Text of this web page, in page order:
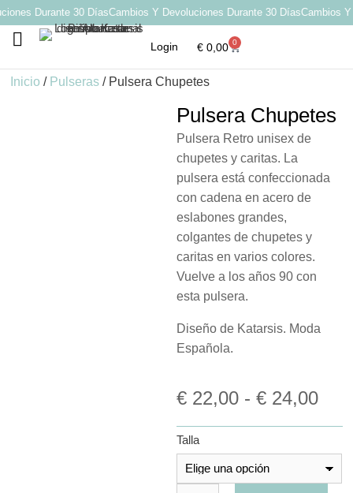
Durante 30 DíasCambios Y Devoluciones Durante 30 DíasCambios Y
Login €0,00 0
Inicio / Pulseras / Pulsera Chupetes
Pulsera Chupetes
Pulsera Retro unisex de
chupetes y caritas. La
pulsera está confeccionada
con cadena en acero de
eslabones grandes,
colgantes de chupetes y
caritas en varios colores.
Vuelve a los años 90 con
esta pulsera.
Diseño de Katarsis. Moda
Española.
€ 22,00 - € 24,00
Talla